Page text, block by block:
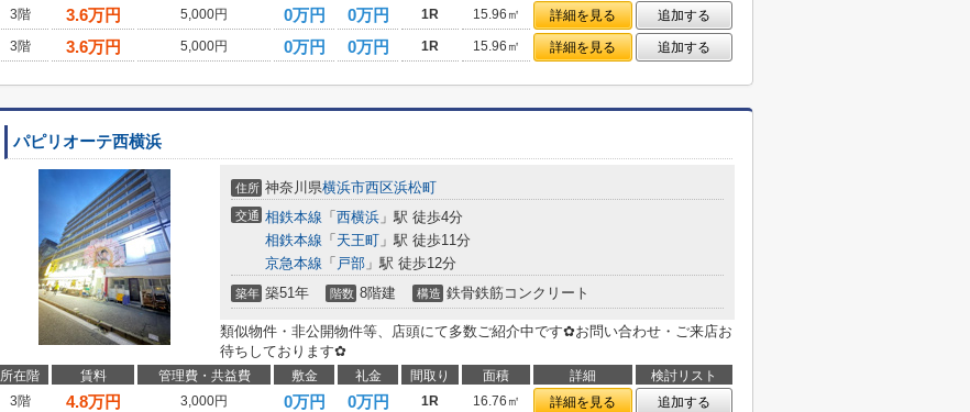
3階
3.6万円 5,000円 0万円 0万円 1R 15.96㎡ 詳細を見る
追加する
3階
3.6万円 5,000円 0万円 0万円 1R 15.96㎡ 詳細を見る 追加する
パピリオーテ西横浜
住所 神奈川県横浜市西区浜松町
交通 相鉄本線 「 西横浜 」駅 徒歩4分
相鉄本線 「 天王町 」駅 徒歩11分
京急本線 「 戸部 」駅 徒歩12分
築年 築51年 階数 8階建 構造 鉄骨鉄筋コンクリート
類似物件・非公開物件等、店頭にて多数ご紹介中です✿お問い合わせ・ご来店お
待ちしております✿
所在階 賃料 管理費・共益費 敷金 礼金 間取り 面積 詳細
検討リスト
3階
4.8万円 3,000円 0万円 0万円 1R 16.76㎡ 詳細を見る
追加する